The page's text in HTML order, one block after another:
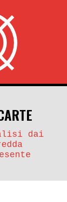
account_circle
dai